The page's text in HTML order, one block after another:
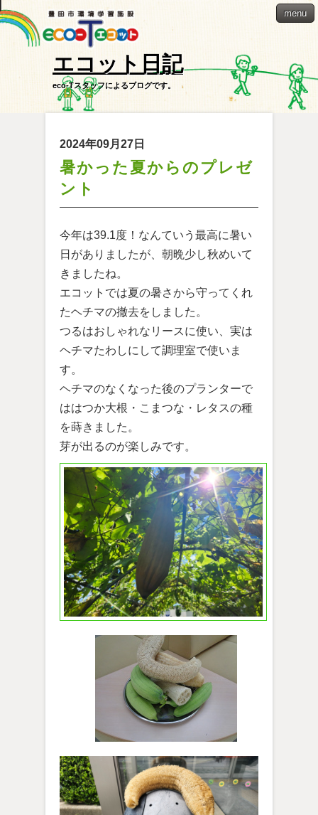
menu
エコット日記
eco-Tスタッフによるブログです。
2024年09月27日
暑かった夏からのプレゼ
ント
今年は39.1度！なんていう最高に暑い
日がありましたが、朝晩少し秋めいて
きましたね。
エコットでは夏の暑さから守ってくれ
たヘチマの撤去をしました。
つるはおしゃれなリースに使い、実は
ヘチマたわしにして調理室で使いま
す。
ヘチマのなくなった後のプランターで
ははつか大根・こまつな・レタスの種
を蒔きました。
芽が出るのが楽しみです。